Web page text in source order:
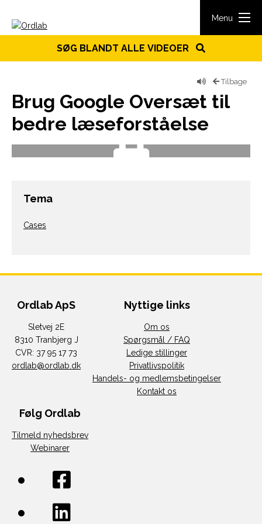
Menu
SØG BLANDT ALLE VIDEOER
Tilbage
Brug Google Oversæt til
bedre læseforståelse
Tema
Cases
Ordlab ApS
Sletvej 2E
8310 Tranbjerg J
CVR: 37 95 17 73
ordlab@ordlab.dk
Nyttige links
Om os
Spørgsmål / FAQ
Ledige stillinger
Privatlivspolitik
Handels- og medlemsbetingelser
Kontakt os
Følg Ordlab
Tilmeld nyhedsbrev
Webinarer